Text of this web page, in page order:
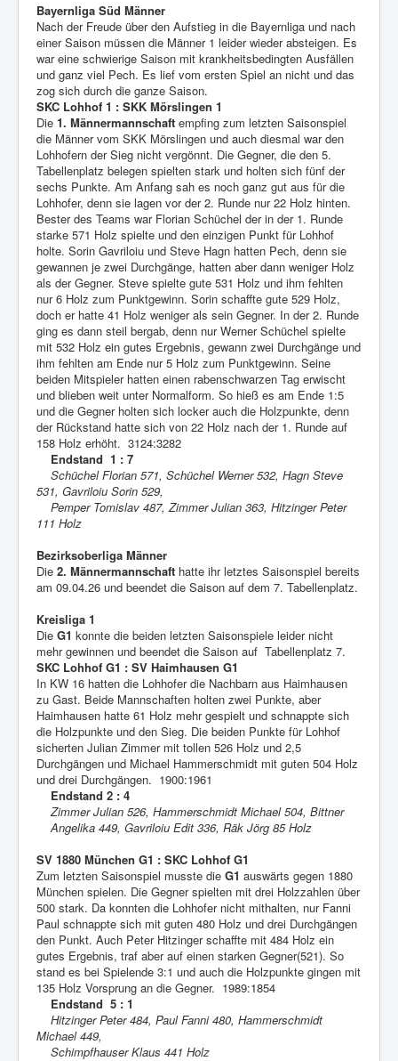
Bayernliga Süd Männer
Nach der Freude über den Aufstieg in die Bayernliga und nach
einer Saison müssen die Männer 1 leider wieder absteigen. Es
war eine schwierige Saison mit krankheitsbedingten Ausfällen
und ganz viel Pech. Es lief vom ersten Spiel an nicht und das
zog sich durch die ganze Saison.
SKC Lohhof 1 : SKK Mörslingen 1
Die 1. Männermannschaft empfing zum letzten Saisonspiel
die Männer vom SKK Mörslingen und auch diesmal war den
Lohhofern der Sieg nicht vergönnt. Die Gegner, die den 5.
Tabellenplatz belegen spielten stark und holten sich fünf der
sechs Punkte. Am Anfang sah es noch ganz gut aus für die
Lohhofer, denn sie lagen vor der 2. Runde nur 22 Holz hinten.
Bester des Teams war Florian Schüchel der in der 1. Runde
starke 571 Holz spielte und den einzigen Punkt für Lohhof
holte. Sorin Gavriloiu und Steve Hagn hatten Pech, denn sie
gewannen je zwei Durchgänge, hatten aber dann weniger Holz
als der Gegner. Steve spielte gute 531 Holz und ihm fehlten
nur 6 Holz zum Punktgewinn. Sorin schaffte gute 529 Holz,
doch er hatte 41 Holz weniger als sein Gegner. In der 2. Runde
ging es dann steil bergab, denn nur Werner Schüchel spielte
mit 532 Holz ein gutes Ergebnis, gewann zwei Durchgänge und
ihm fehlten am Ende nur 5 Holz zum Punktgewinn. Seine
beiden Mitspieler hatten einen rabenschwarzen Tag erwischt
und blieben weit unter Normalform. So hieß es am Ende 1:5
und die Gegner holten sich locker auch die Holzpunkte, denn
der Rückstand hatte sich von 22 Holz nach der 1. Runde auf
158 Holz erhöht. 3124:3282
Endstand 1 : 7
Schüchel Florian 571, Schüchel Werner 532, Hagn Steve
531, Gavriloiu Sorin 529,
Pemper Tomislav 487, Zimmer Julian 363, Hitzinger Peter
111 Holz
Bezirksoberliga Männer
Die 2. Männermannschaft hatte ihr letztes Saisonspiel bereits
am 09.04.26 und beendet die Saison auf dem 7. Tabellenplatz.
Kreisliga 1
Die G1 konnte die beiden letzten Saisonspiele leider nicht
mehr gewinnen und beendet die Saison auf Tabellenplatz 7.
SKC Lohhof G1 : SV Haimhausen G1
In KW 16 hatten die Lohhofer die Nachbarn aus Haimhausen
zu Gast. Beide Mannschaften holten zwei Punkte, aber
Haimhausen hatte 61 Holz mehr gespielt und schnappte sich
die Holzpunkte und den Sieg. Die beiden Punkte für Lohhof
sicherten Julian Zimmer mit tollen 526 Holz und 2,5
Durchgängen und Michael Hammerschmidt mit guten 504 Holz
und drei Durchgängen. 1900:1961
Endstand 2 : 4
Zimmer Julian 526, Hammerschmidt Michael 504, Bittner
Angelika 449, Gavriloiu Edit 336, Räk Jörg 85 Holz
SV 1880 München G1 : SKC Lohhof G1
Zum letzten Saisonspiel musste die G1 auswärts gegen 1880
München spielen. Die Gegner spielten mit drei Holzzahlen über
500 stark. Da konnten die Lohhofer nicht mithalten, nur Fanni
Paul schnappte sich mit guten 480 Holz und drei Durchgängen
den Punkt. Auch Peter Hitzinger schaffte mit 484 Holz ein
gutes Ergebnis, traf aber auf einen starken Gegner(521). So
stand es bei Spielende 3:1 und auch die Holzpunkte gingen mit
135 Holz Vorsprung an die Gegner. 1989:1854
Endstand 5 : 1
Hitzinger Peter 484, Paul Fanni 480, Hammerschmidt
Michael 449,
Schimpfhauser Klaus 441 Holz